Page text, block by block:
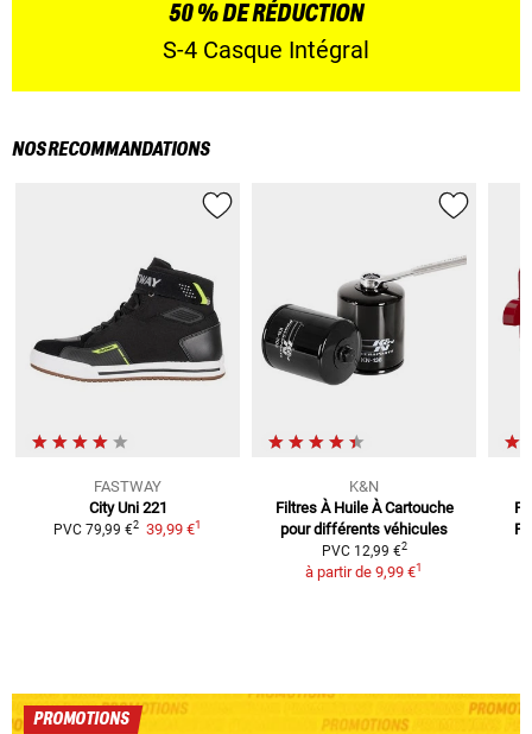
50 % DE RÉDUCTION
S-4 Casque Intégral
NOS RECOMMANDATIONS
FASTWAY
City Uni 221
PVC 79,99 €2 39,99 €1
K&N
Filtres À Huile À Cartouche
pour différents véhicules
PVC 12,99 €2
à partir de 9,99 €1
PROMOTIONS